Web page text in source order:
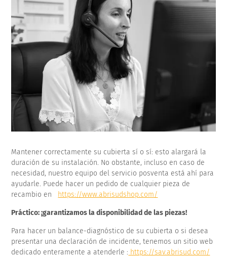
Mantener correctamente su cubierta sí o sí: esto alargará la
duración de su instalación. No obstante, incluso en caso de
necesidad, nuestro equipo del servicio posventa está ahí para
ayudarle. Puede hacer un pedido de cualquier pieza de
recambio en https://www.abrisudshop.com/
Práctico: ¡garantizamos la disponibilidad de las piezas!
Para hacer un balance-diagnóstico de su cubierta o si desea
presentar una declaración de incidente, tenemos un sitio web
dedicado enteramente a atenderle : https://sav.abrisud.com/